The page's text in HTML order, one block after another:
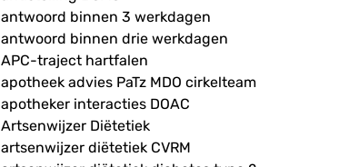
antwoord binnen 3 werkdagen
antwoord binnen drie werkdagen
APC-traject hartfalen
apotheek advies PaTz MDO cirkelteam
apotheker interacties DOAC
Artsenwijzer Diëtetiek
artsenwijzer diëtetiek CVRM